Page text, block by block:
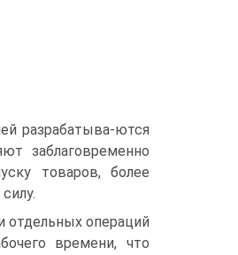
разрабатыва-ются
заблаговременно
товаров, более
отдельных операций
времени, что